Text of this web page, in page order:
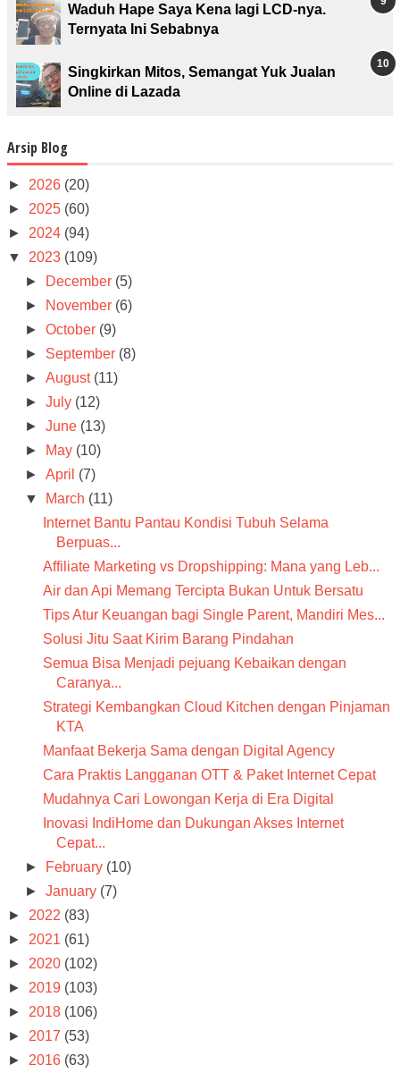
Waduh Hape Saya Kena lagi LCD-nya.
Ternyata Ini Sebabnya
Singkirkan Mitos, Semangat Yuk Jualan
Online di Lazada
Arsip Blog
► 2026 (20)
► 2025 (60)
► 2024 (94)
▼ 2023 (109)
►
December (5)
►
November (6)
►October (9)
► September (8)
►August (11)
►July (12)
►June (13)
►
May (10)
►April (7)
▼
March (11)
Internet Bantu Pantau Kondisi Tubuh Selama
Berpuas...
Affiliate Marketing vs Dropshipping: Mana yang Leb...
Air dan Api Memang Tercipta Bukan Untuk Bersatu
Tips Atur Keuangan bagi Single Parent, Mandiri Mes...
Solusi Jitu Saat Kirim Barang Pindahan
Semua Bisa Menjadi pejuang Kebaikan dengan
Caranya...
Strategi Kembangkan Cloud Kitchen dengan Pinjaman
KTA
Manfaat Bekerja Sama dengan Digital Agency
Cara Praktis Langganan OTT & Paket Internet Cepat
Mudahnya Cari Lowongan Kerja di Era Digital
Inovasi IndiHome dan Dukungan Akses Internet
Cepat...
►
February (10)
►January (7)
► 2022 (83)
► 2021 (61)
► 2020 (102)
► 2019 (103)
► 2018 (106)
► 2017 (53)
► 2016 (63)